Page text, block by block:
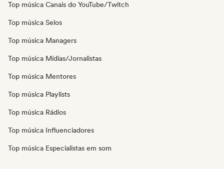
Top música Canais do YouTube/Twitch
Top música Selos
Top música Managers
Top música Mídias/Jornalistas
Top música Mentores
Top música Playlists
Top música Rádios
Top música Influenciadores
Top música Especialistas em som